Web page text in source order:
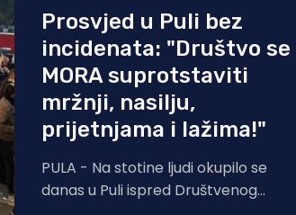
Prosvjed u Puli bez
incidenata: "Društvo se
MORA suprotstaviti
mržnji, nasilju,
prijetnjama i lažima!"
PULA - Na stotine ljudi okupilo se
danas u Puli ispred Društvenog